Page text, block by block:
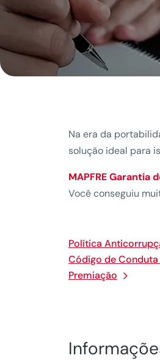
Na era da
solução ideal para
MAPFRE Garantia
Você conseguiu
Política
Código de
Premiação